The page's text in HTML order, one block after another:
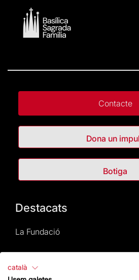
Contacte
Dona un
Botiga
Destacats
La Fundació
Preguntes freqüents
català